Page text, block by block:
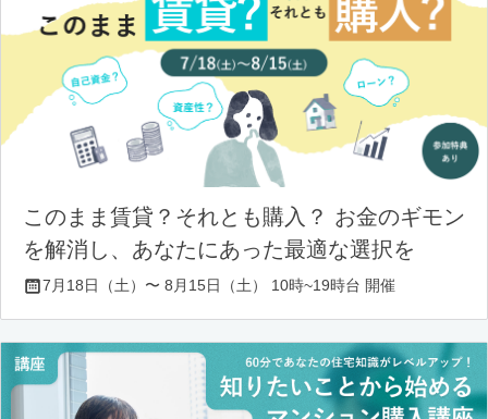
このまま賃貸？それとも購入？ お金のギモン
を解消し、あなたにあった最適な選択を
7月18日（土）〜 8月15日（土） 10時~19時台 開催